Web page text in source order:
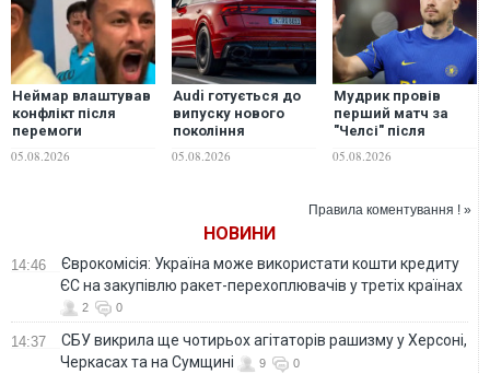
Неймар влаштував
конфлікт після
перемоги
"Сантоса". ВІДЕО
05.08.2026
Audi готується до
випуску нового
покоління
позашляховика Q8
05.08.2026
Мудрик провів
перший матч за
"Челсі" після
допінгової
дискваліфікації.
05.08.2026
Правила коментування ! »
НОВИНИ
14:46
Єврокомісія: Україна може використати кошти кредиту
ЄС на закупівлю ракет-перехоплювачів у третіх країнах
2 0
14:37
СБУ викрила ще чотирьох агітаторів рашизму у Херсоні,
Черкасах та на Сумщині
9 0